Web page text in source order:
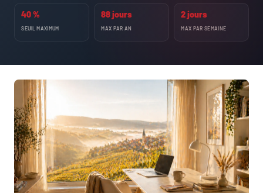
40 %
SEUIL MAXIMUM
88 jours
MAX PAR AN
2 jours
MAX PAR SEMAINE